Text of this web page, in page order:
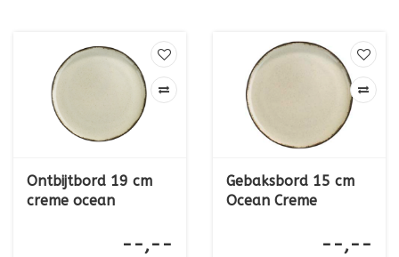
Ontbijtbord 19 cm
creme ocean
--,--
Gebaksbord 15 cm
Ocean Creme
--,--